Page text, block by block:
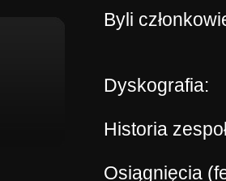
Byli
Dyskografia:
Historia
Osiągnięcia